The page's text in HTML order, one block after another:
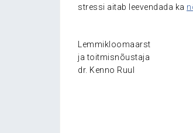
stressi aitab leevendada ka
Lemmikloomaarst
ja toitmisnõustaja
dr. Kenno Ruul